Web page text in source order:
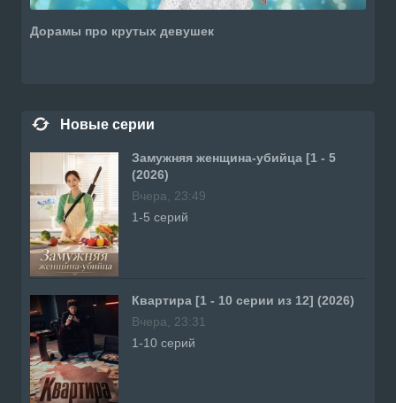
Дорамы про крутых девушек
Новые серии
Замужняя женщина-убийца [1 - 5
(2026)
Вчера, 23:49
1-5 серий
Квартира [1 - 10 серии из 12] (2026)
Вчера, 23:31
1-10 серий